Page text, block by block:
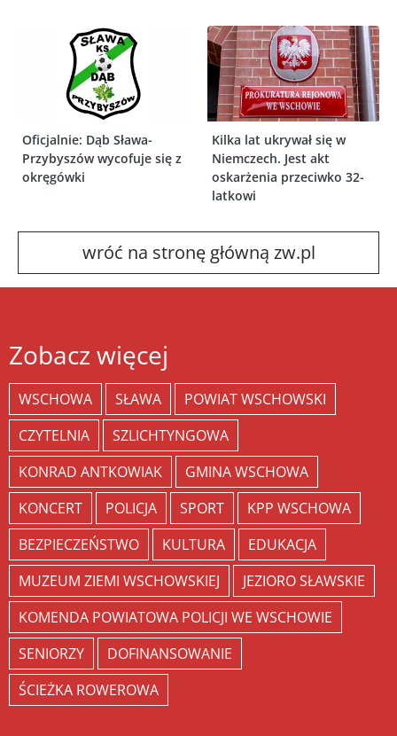
Oficjalnie: Dąb Sława-
Przybyszów wycofuje się z
okręgówki
Kilka lat ukrywał się w
Niemczech. Jest akt
oskarżenia przeciwko 32-
latkowi
wróć na stronę główną zw.pl
Zobacz więcej
WSCHOWA SŁAWA
POWIAT WSCHOWSKI
CZYTELNIA
SZLICHTYNGOWA
KONRAD ANTKOWIAK
GMINA WSCHOWA
KONCERT
POLICJA SPORT
KPP WSCHOWA
BEZPIECZEŃSTWO
KULTURA
EDUKACJA
MUZEUM ZIEMI WSCHOWSKIEJ
JEZIORO SŁAWSKIE
KOMENDA POWIATOWA POLICJI WE WSCHOWIE
SENIORZY
DOFINANSOWANIE
ŚCIEŻKA ROWEROWA